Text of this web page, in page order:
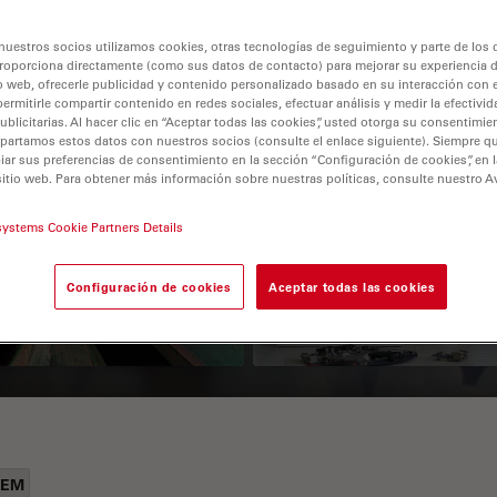
Polarization
Principle
Selecting a Stereo
Microscope
socios utilizamos cookies, otras tecnologías de seguimiento y parte de los
directamente (como sus datos de contacto) para mejorar su experiencia
web, ofrecerle publicidad y contenido personalizado basado en su interacción con
compartir contenido en redes sociales, efectuar análisis y medir la
Al hacer clic en “Aceptar todas las cookies”, usted otorga su
estos datos con nuestros socios (consulte el enlace siguiente). Siempre
sus preferencias de consentimiento en la sección “Configuración de cookies”, en
web. Para obtener más información sobre nuestras políticas, consulte nuestro
Cookie Partners Details
Configuración de cookies Aceptar todas las cookies